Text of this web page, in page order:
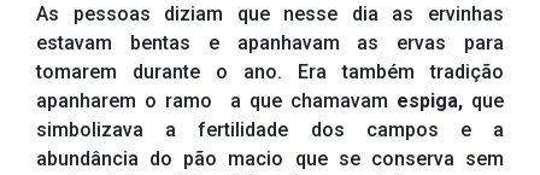
As pessoas diziam que nesse dia as ervinhas
estavam bentas e apanhavam as ervas para
tomarem durante o ano. Era também tradição
apanharem o ramo a que chamavam espiga,que
simbolizava a fertilidade dos campos e a
abundância do pão macio que se conserva sem